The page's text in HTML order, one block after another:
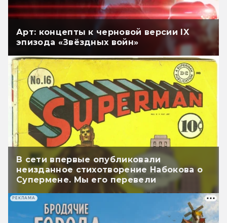
Арт: концепты к черновой версии IX
эпизода «Звёздных войн»
В сети впервые опубликовали
неизданное стихотворение Набокова о
Супермене. Мы его перевели
РЕКЛАМА